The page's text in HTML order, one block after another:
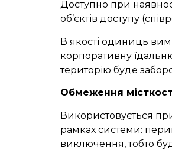
Доступно при
об’єктів доступу
В якості одиниць
корпоративну
територію буде
Обмеження
Використовується
рамках системи:
виключення, тобто